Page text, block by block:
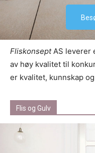
FliskonseptAS leverer
av høy kvalitet til
er kvalitet, kunnskap
Flis og Gulv